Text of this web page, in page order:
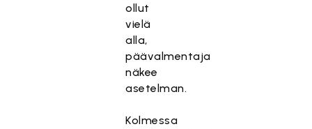
ollut
vielä
alla,
päävalmentaja
näkee
asetelman.
Kolmessa